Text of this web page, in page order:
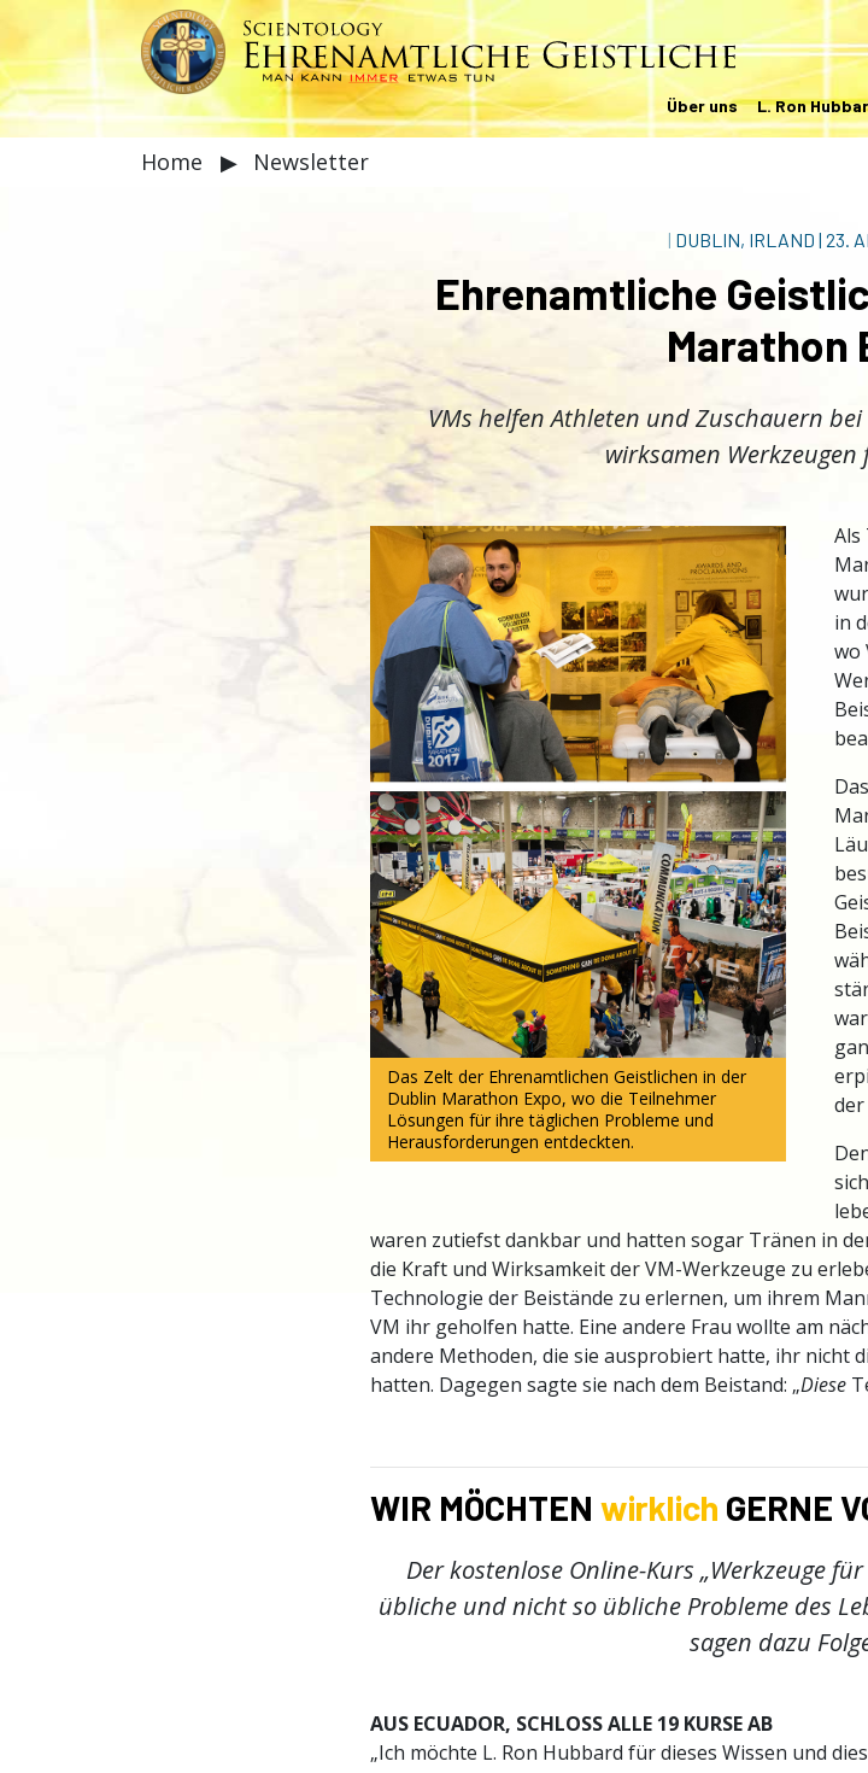
Über uns L. Ron
Home ▶ Newsletter
| DUBLIN, IRLAND | 23.
Ehrenamtliche
Marathon
VMs helfen Athleten und Zuschauern
wirksamen Werkzeugen
Das Zelt der Ehrenamtlichen Geistlichen in der
Dublin Marathon Expo, wo die Teilnehmer
Lösungen für ihre täglichen Probleme und
Herausforderungen entdeckten.
Als
in
wo
waren zutiefst dankbar und hatten sogar Tränen in
die Kraft und Wirksamkeit der VM-Werkzeuge zu
Technologie der Beistände zu erlernen, um ihrem
VM ihr geholfen hatte. Eine andere Frau wollte am
andere Methoden, die sie ausprobiert hatte, ihr nicht
hatten. Dagegen sagte sie nach dem Beistand: „Diese
WIR MÖCHTEN wirklich GERNE
Der kostenlose Online-Kurs „Werkzeuge
übliche und nicht so übliche Probleme des
sagen dazu
AUS ECUADOR, SCHLOSS ALLE 19 KURSE AB
„Ich möchte L. Ron Hubbard für dieses Wissen und